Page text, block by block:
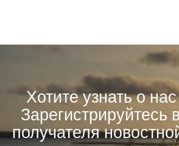
Хотите узнать о
Зарегистрируйтесь
получателя